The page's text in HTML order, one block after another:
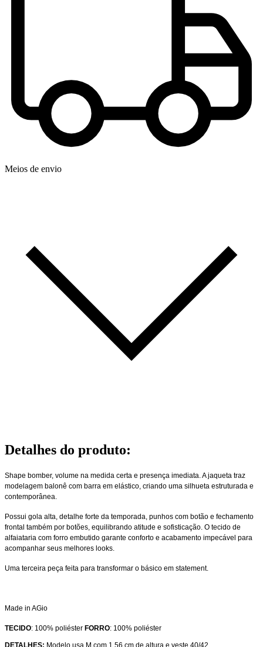
Meios de envio
Detalhes do produto:
Shape bomber, volume na medida certa e presença imediata. A jaqueta traz
modelagem balonê com barra em elástico, criando uma silhueta estruturada e
contemporânea.
Possui gola alta, detalhe forte da temporada, punhos com botão e fechamento
frontal também por botões, equilibrando atitude e sofisticação. O tecido de
alfaiataria com forro embutido garante conforto e acabamento impecável para
acompanhar seus melhores looks.
Uma terceira peça feita para transformar o básico em statement.
Made in AGio
TECIDO: 100% poliéster FORRO: 100% poliéster